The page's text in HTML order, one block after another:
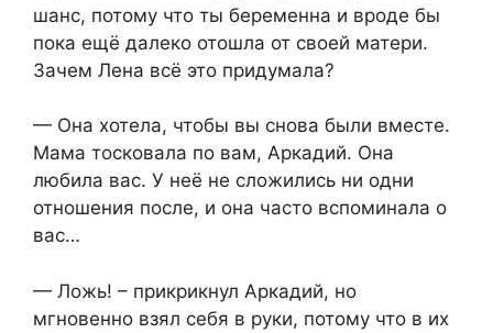
шанс, потому что ты беременна и вроде бы
пока ещё далеко отошла от своей матери.
Зачем Лена всё это придумала?
— Она хотела, чтобы вы снова были вместе.
Мама тосковала по вам, Аркадий. Она
любила вас. У неё не сложились ни одни
отношения после, и она часто вспоминала о
вас…
— Ложь! – прикрикнул Аркадий, но
мгновенно взял себя в руки, потому что в их